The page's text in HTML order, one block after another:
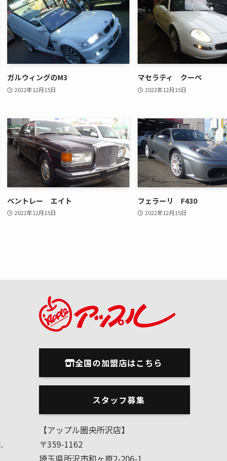
ガルウィングのM3
2022年12月15日
マセラティ クーペ
2022年12月15日
ベントレー エイト
2022年12月15日
フェラーリ F430
2022年12月15日
全国の加盟店はこちら
スタッフ募集
【アップル圏央所沢店】
〒359-1162